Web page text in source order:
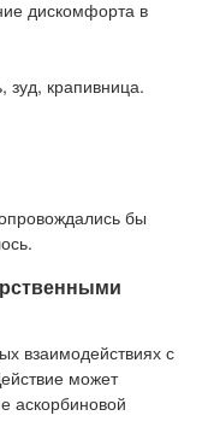
дискомфорта в
зуд, крапивница.
бы
взаимодействиях с
может
аскорбиновой